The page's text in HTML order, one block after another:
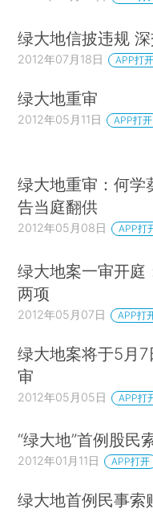
绿大地信披违规
2012年07月18日 APP打开
绿大地重审
2012年05月11日 APP打开
绿大地重审：何学
告当庭翻供
2012年05月08日 APP打
绿大地案一审开
两项
2012年05月07日 APP打
绿大地案将于5月7
审
2012年05月05日 APP打
“绿大地”首例股民
2012年01月11日 APP打开
绿大地首例民事索